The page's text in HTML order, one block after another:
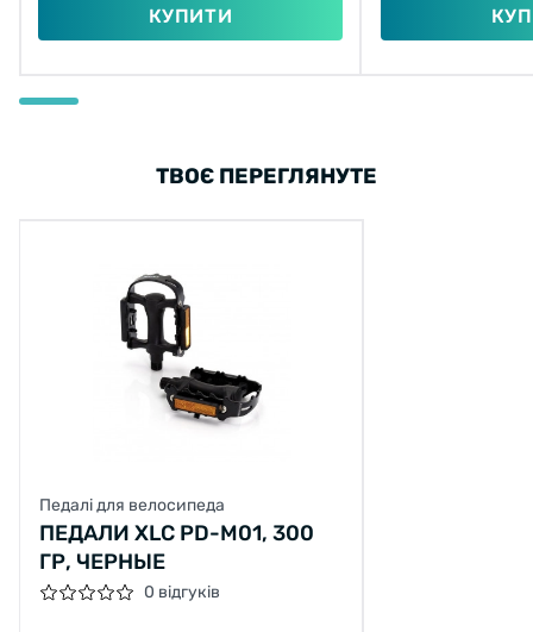
КУПИТИ
ТВОЄ ПЕРЕГЛЯНУТЕ
Педалі для велосипеда
ПЕДАЛИ XLC PD-M01, 300
ГР, ЧЕРНЫЕ
0 відгуків